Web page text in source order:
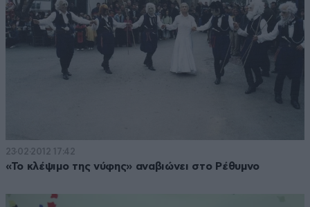
23·02·2012 17:42
«Το κλέψιμο της νύφης» αναβιώνει στο Ρέθυμνο